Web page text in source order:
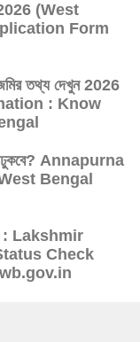
2026 (West
Form
জমির তথ্য দেখুন 2026
: Know
ঢুকবে? Annapurna
Bengal
: Lakshmir
Check